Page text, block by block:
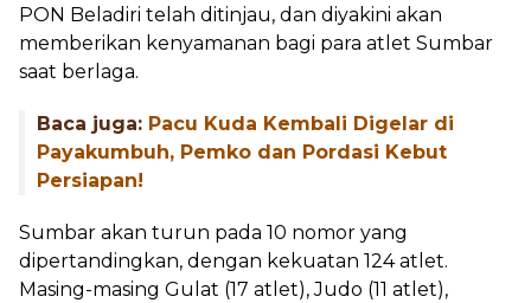
PON Beladiri telah ditinjau, dan diyakini akan
memberikan kenyamanan bagi para atlet Sumbar
saat berlaga.
Baca juga: Pacu Kuda Kembali Digelar di
Payakumbuh, Pemko dan Pordasi Kebut
Persiapan!
Sumbar akan turun pada 10 nomor yang
dipertandingkan, dengan kekuatan 124 atlet.
Masing-masing Gulat (17 atlet), Judo (11 atlet),